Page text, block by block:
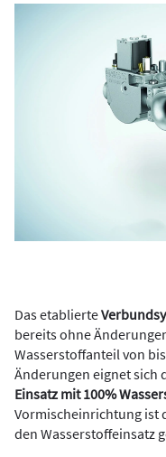
Das etablierte
bereits ohne
Wasserstoffanteil von
Änderungen eignet sich
Einsatz mit 100%
Vormischeinrichtung ist
den Wasserstoffeinsatz